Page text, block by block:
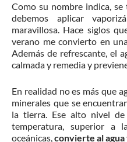
Como su nombre indica,
debemos aplicar
maravillosa. Hace siglos
verano me convierto en
Además de refrescante, el
calmada y remedia y
En realidad no es más que
minerales que se
la tierra. Ese alto nivel de
temperatura, superior a
oceánicas,convierte al